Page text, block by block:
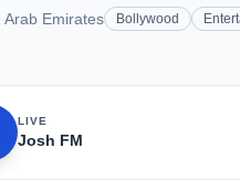
Arab Emirates Bollywood
LIVE
Josh FM